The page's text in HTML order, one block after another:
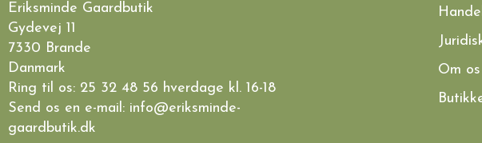
Eriksminde Gaardbutik
Gydevej 11
7330 Brande
Danmark
Ring til os: 25 32 48 56 hverdage kl. 16-18
Send os en e-mail: info@eriksminde-
gaardbutik.dk
Om os